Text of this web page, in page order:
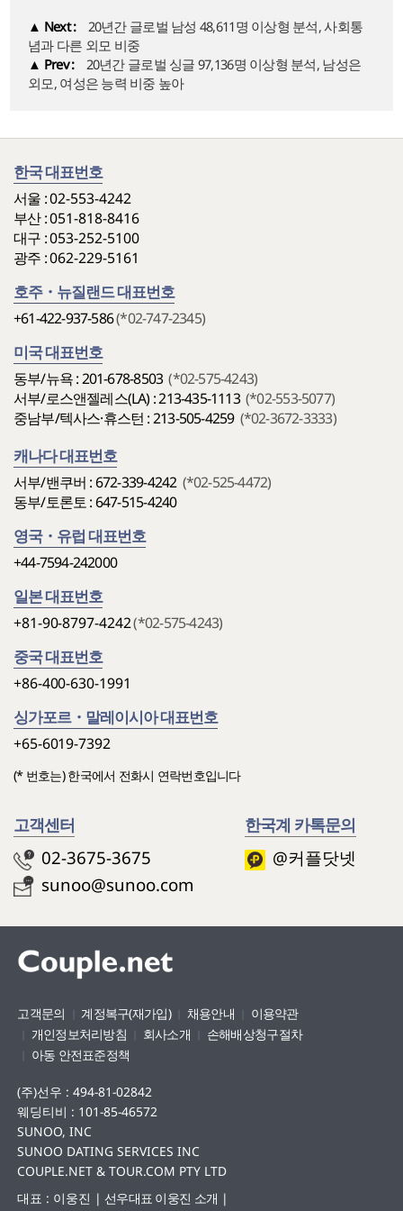
▲ Next :
20년간 글로벌 남성 48,611명 이상형 분석, 사회통
념과 다른 외모 비중
▲ Prev :
20년간 글로벌 싱글 97,136명 이상형 분석, 남성은
외모, 여성은 능력 비중 높아
한국 대표번호
서울 :02-553-4242
부산 :051-818-8416
대구 :053-252-5100
광주 :062-229-5161
호주・뉴질랜드 대표번호
+61-422-937-586(*02-747-2345)
미국 대표번호
동부/뉴욕 : 201-678-8503 (*02-575-4243)
서부/로스앤젤레스(LA) : 213-435-1113 (*02-553-5077)
중남부/텍사스·휴스턴 : 213-505-4259 (*02-3672-3333)
캐나다 대표번호
서부/밴쿠버 : 672-339-4242 (*02-525-4472)
동부/토론토 : 647-515-4240
영국・유럽 대표번호
+44-7594-242000
일본 대표번호
+81-90-8797-4242(*02-575-4243)
중국 대표번호
+86-400-630-1991
싱가포르・말레이시아 대표번호
+65-6019-7392
(* 번호는) 한국에서 전화시 연락번호입니다
고객센터
02-3675-3675
sunoo@sunoo.com
한국계 카톡문의
@커플닷넷
고객문의 계정복구(재가입) 채용안내
이용약관
개인정보처리방침
회사소개
손해배상청구절차
아동 안전표준정책
(주)선우 : 494-81-02842
웨딩티비 : 101-85-46572
SUNOO, INC
SUNOO DATING SERVICES INC
COUPLE.NET & TOUR.COM PTY LTD
대표 : 이웅진 | 선우대표 이웅진 소개 |